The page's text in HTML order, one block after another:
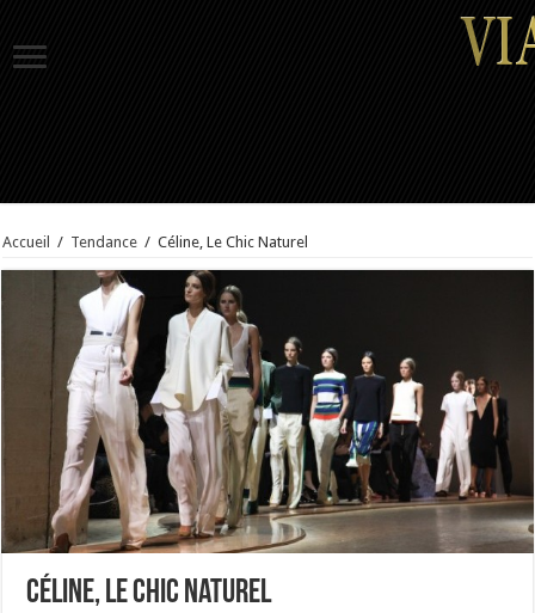
Accueil / Tendance / Céline, Le Chic Naturel
Céline, Le Chic Naturel